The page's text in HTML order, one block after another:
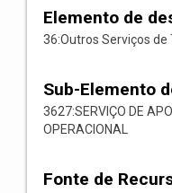
Elemento de
36:Outros Serviços de
Sub-Elemento
3627:SERVIÇO DE
OPERACIONAL
Fonte de